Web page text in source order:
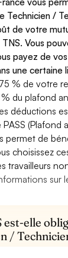
Technicien /
de votre
Vous
payez de
une certaine
% de votre
du plafond
déductions
(Plafond
permet de
choisissez
travailleurs
sur
est-elle
/